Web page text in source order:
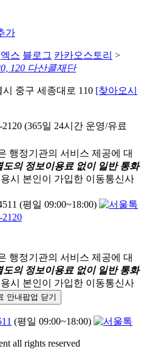
가
엑스 블로그 카카오스토리 >
120 다산콜재단
중구 세종대로 110 [찾아오시
(365일 24시간 운영/유료
행정기관의 서비스 제공에 대
도의 정보이용료 없이 일반 통화
시 본인이 가입한 이동통신사
(평일 09:00~18:00)
2120
행정기관의 서비스 제공에 대
도의 정보이용료 없이 일반 통화
시 본인이 가입한 이동통신사
안내팝업 닫기
(평일 09:00~18:00)
all rights reserved